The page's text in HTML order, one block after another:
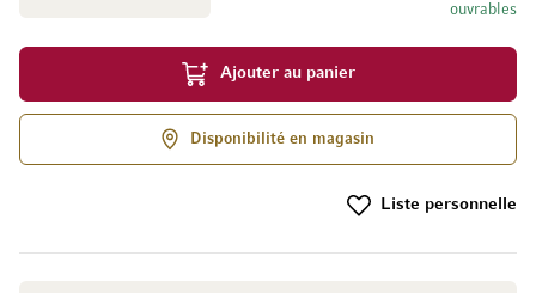
ouvrables
Ajouter au panier
Disponibilité en magasin
Liste personnelle